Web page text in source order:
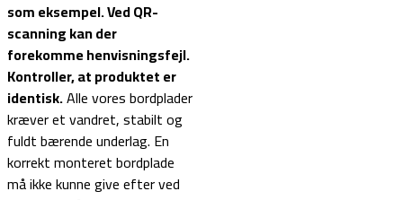
som eksempel.Ved QR-
scanning kan der
forekomme henvisningsfejl.
Kontroller, at produktet er
identisk.Alle vores bordplader
kræver et vandret, stabilt og
fuldt bærende underlag. En
korrekt monteret bordplade
må ikke kunne give efter ved